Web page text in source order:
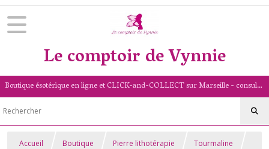
Le comptoir de Vynnie
Boutique ésotérique en ligne et CLICK-and-COLLECT sur Marseille - consultation de voyance par mail - livret numérologique (13/PACA)
Accueil Boutique Pierre lithotérapie Tourmaline